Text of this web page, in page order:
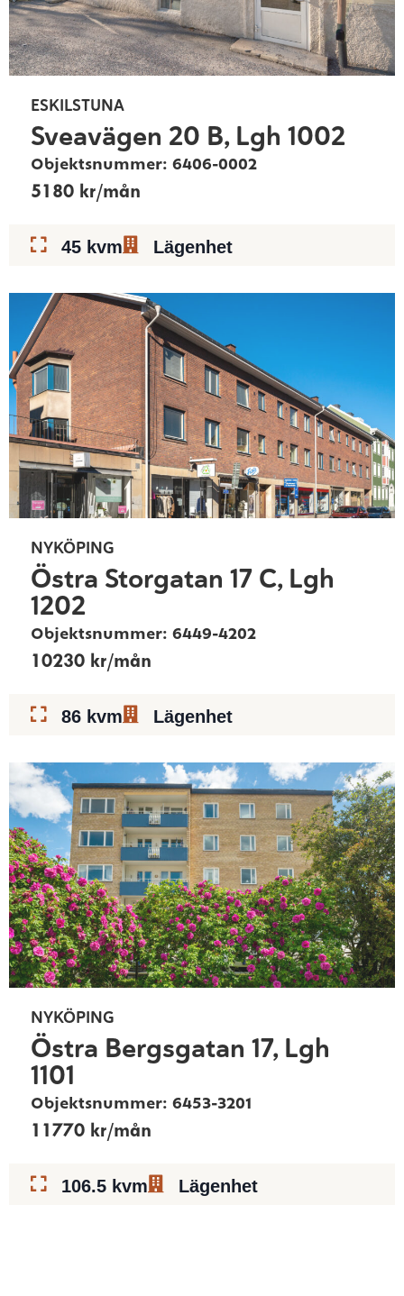
ESKILSTUNA
Sveavägen 20 B, Lgh 1002
Objektsnummer: 6406-0002
5180 kr/mån
45 kvm Lägenhet
NYKÖPING
Östra Storgatan 17 C, Lgh
1202
Objektsnummer: 6449-4202
10230 kr/mån
86 kvm Lägenhet
NYKÖPING
Östra Bergsgatan 17, Lgh
1101
Objektsnummer: 6453-3201
11770 kr/mån
106.5 kvm Lägenhet